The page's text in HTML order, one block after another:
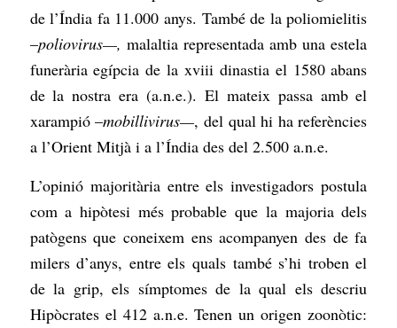
de l’Índia fa 11.000 anys. També de la poliomielitis
–poliovirus—, malaltia representada amb una estela
funerària egípcia de la xviii dinastia el 1580 abans
de la nostra era (a.n.e.). El mateix passa amb el
xarampió –mobillivirus—, del qual hi ha referències
a l’Orient Mitjà i a l’Índia des del 2.500 a.n.e.
L’opinió majoritària entre els investigadors postula
com a hipòtesi més probable que la majoria dels
patògens que coneixem ens acompanyen des de fa
milers d’anys, entre els quals també s’hi troben el
de la grip, els símptomes de la qual els descriu
Hipòcrates el 412 a.n.e. Tenen un origen zoonòtic: